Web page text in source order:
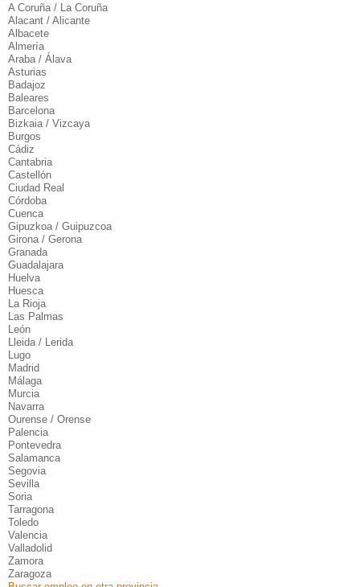
A Coruña / La Coruña
Alacant / Alicante
Albacete
Almería
Araba / Álava
Asturias
Badajoz
Baleares
Barcelona
Bizkaia / Vizcaya
Burgos
Cádiz
Cantabria
Castellón
Ciudad Real
Córdoba
Cuenca
Gipuzkoa / Guipuzcoa
Girona / Gerona
Granada
Guadalajara
Huelva
Huesca
La Rioja
Las Palmas
León
Lleida / Lerida
Lugo
Madrid
Málaga
Murcia
Navarra
Ourense / Orense
Palencia
Pontevedra
Salamanca
Segovia
Sevilla
Soria
Tarragona
Toledo
Valencia
Valladolid
Zamora
Zaragoza